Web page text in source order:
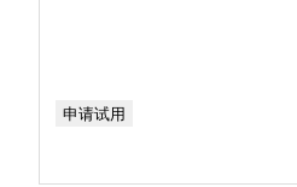
申请试用